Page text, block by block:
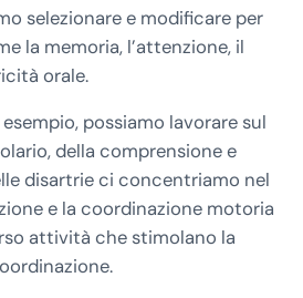
selezionare e modificare per
la memoria, l’attenzione, il
orale.
esempio, possiamo lavorare sul
della comprensione e
disartrie ci concentriamo nel
e la coordinazione motoria
attività che stimolano la